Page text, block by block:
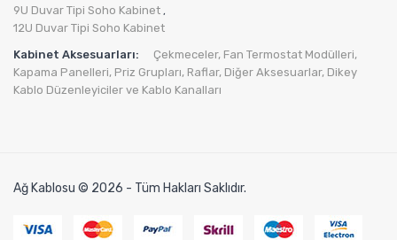
9U Duvar Tipi Soho Kabinet ,
12U Duvar Tipi Soho Kabinet
Kabinet Aksesuarları:
Çekmeceler, Fan Termostat Modülleri,
Kapama Panelleri, Priz Grupları, Raflar, Diğer Aksesuarlar, Dikey
Kablo Düzenleyiciler ve Kablo Kanalları
Ağ Kablosu © 2026 - Tüm Hakları Saklıdır.